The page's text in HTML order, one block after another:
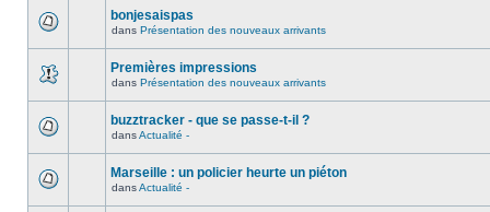
bonjesaispas
dans Présentation des nouveaux arrivants
Premières impressions
dans Présentation des nouveaux arrivants
buzztracker - que se passe-t-il ?
dansActualité -
Marseille : un policier heurte un piéton
dansActualité -